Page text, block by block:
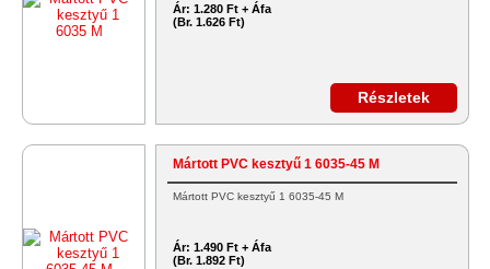
Ár: 1.280 Ft + Áfa
(Br. 1.626 Ft)
Részletek
Mártott PVC kesztyű 1 6035-45 M
Mártott PVC kesztyű 1 6035-45 M
Ár: 1.490 Ft + Áfa
(Br. 1.892 Ft)